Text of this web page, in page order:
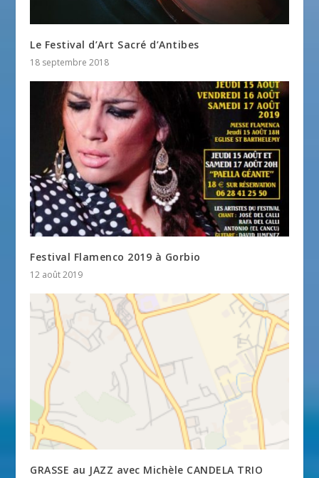
Le Festival d’Art Sacré d’Antibes
18 septembre 2018
Festival Flamenco 2019 à Gorbio
12 août 2019
GRASSE au JAZZ avec Michèle CANDELA TRIO